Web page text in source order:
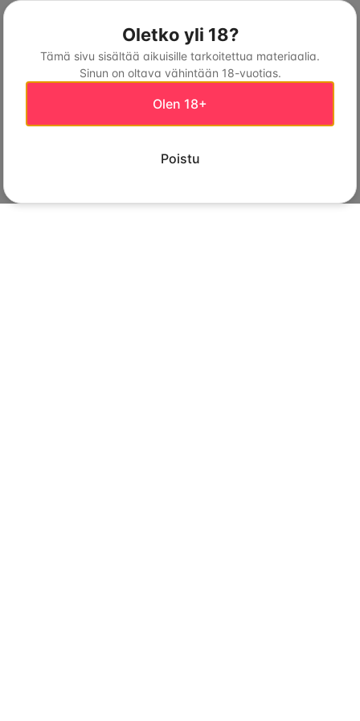
Oletko yli 18?
Tämä sivu sisältää aikuisille tarkoitettua materiaalia.
Sinun on oltava vähintään 18-vuotias.
Olen 18+
Poistu